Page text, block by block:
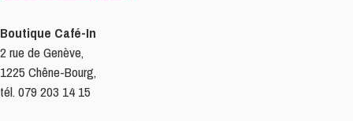
Boutique Café-In
2 rue de Genève,
1225 Chêne-Bourg,
tél. 079 203 14 15